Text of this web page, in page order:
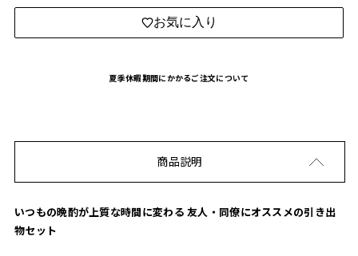
お気に入り
夏季休暇期間にかかるご注文について
商品説明
いつもの晩酌が上質な時間に変わる 友人・同僚にオススメの引き出
物セット